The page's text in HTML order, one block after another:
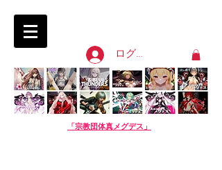
ログイン
「宗教団体真メグデス」